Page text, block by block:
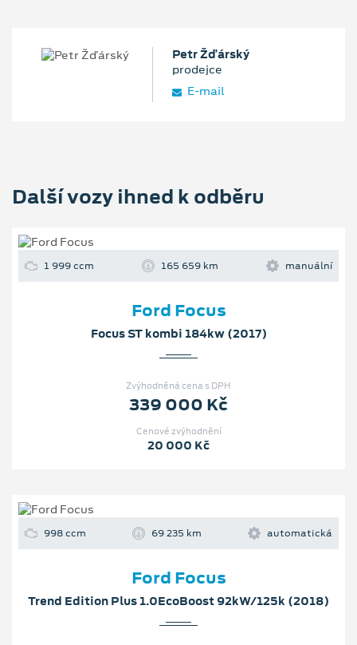
Petr Žďárský
prodejce
E‑mail
Další vozy ihned k odběru
1 999 ccm 165 659 km manuální
Ford Focus
Focus ST kombi 184kw (2017)
Zvýhodněná cena s DPH
339 000 Kč
Cenové zvýhodnění
20 000 Kč
998 ccm 69 235 km automatická
Ford Focus
Trend Edition Plus 1.0EcoBoost 92kW/125k (2018)